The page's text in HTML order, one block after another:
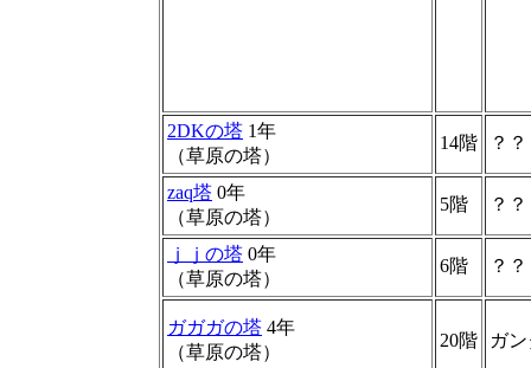
2DKの塔 1年
（草原の塔）
14階 ？
zaq塔 0年
（草原の塔）
5階 ？
ｊｊの塔 0年
（草原の塔）
6階 ？
ガガガの塔 4年
（草原の塔）
20階 ガ